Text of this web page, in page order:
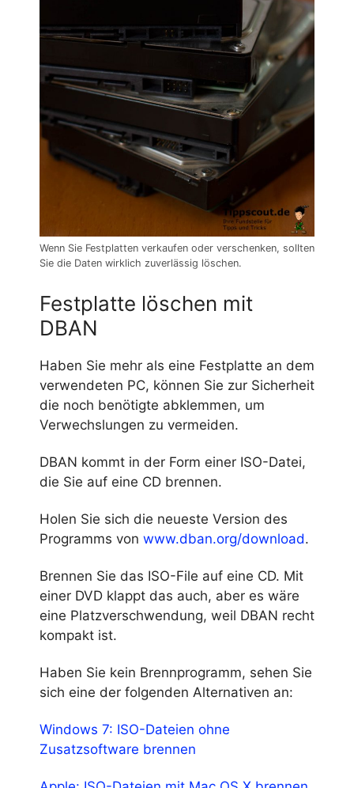
Wenn Sie Festplatten verkaufen oder verschenken, sollten
Sie die Daten wirklich zuverlässig löschen.
Festplatte löschen mit
DBAN
Haben Sie mehr als eine Festplatte an dem
verwendeten PC, können Sie zur Sicherheit
die noch benötigte abklemmen, um
Verwechslungen zu vermeiden.
DBAN kommt in der Form einer ISO-Datei,
die Sie auf eine CD brennen.
Holen Sie sich die neueste Version des
Programms von www.dban.org/download.
Brennen Sie das ISO-File auf eine CD. Mit
einer DVD klappt das auch, aber es wäre
eine Platzverschwendung, weil DBAN recht
kompakt ist.
Haben Sie kein Brennprogramm, sehen Sie
sich eine der folgenden Alternativen an:
Windows 7: ISO-Dateien ohne
Zusatzsoftware brennen